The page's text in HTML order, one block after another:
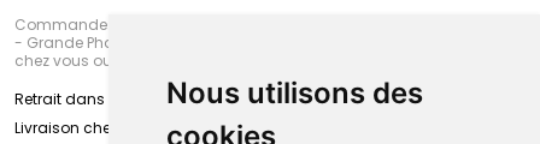
Nous utilisons des
cookies
Commandez en ligne et venez chercher votre commande à Amiens
- Grande Pharmacie d’Amiens (Fachon) ou recevez-là rapidement
chez vous ou en point retrait
Retrait dans la pharmacie d’Amiens
Livraison chez vous